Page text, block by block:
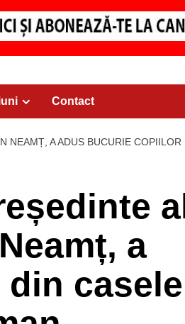
Contact
NEAMȚ, A ADUS BUCURIE
a
casele